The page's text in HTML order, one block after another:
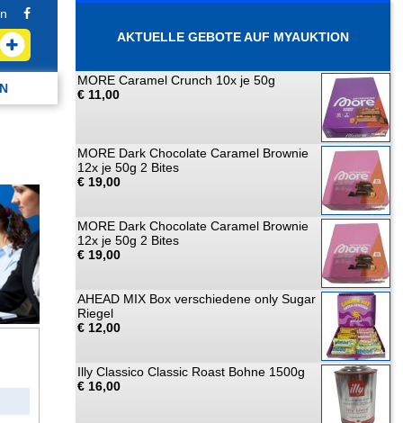
AKTUELLE GEBOTE AUF MYAUKTION
MORE Caramel Crunch 10x je 50g
€ 11,00
MORE Dark Chocolate Caramel Brownie
12x je 50g 2 Bites
€ 19,00
MORE Dark Chocolate Caramel Brownie
12x je 50g 2 Bites
€ 19,00
AHEAD MIX Box verschiedene only Sugar
Riegel
€ 12,00
Illy Classico Classic Roast Bohne 1500g
€ 16,00